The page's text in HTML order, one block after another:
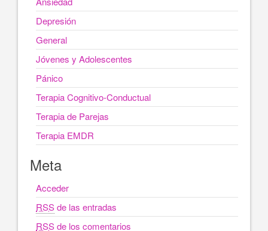
Depresión
General
Jóvenes y Adolescentes
Pánico
Terapia Cognitivo-Conductual
Terapia de Parejas
Terapia EMDR
Meta
Acceder
RSSde las entradas
RSSde los comentarios